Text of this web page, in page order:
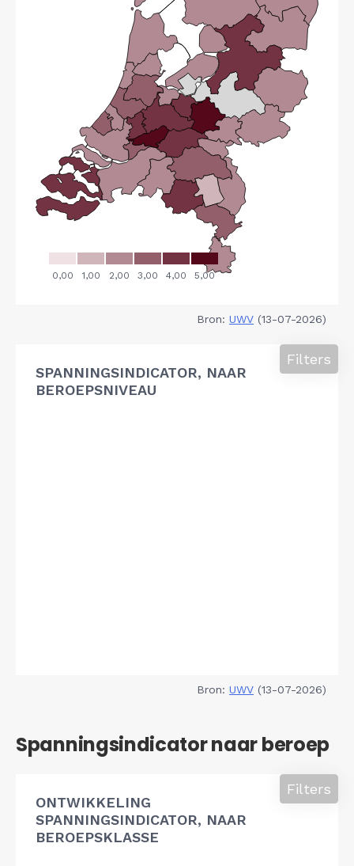
Bron: UWV (13-07-2026)
SPANNINGSINDICATOR, NAAR
BEROEPSNIVEAU
Filters
Bron: UWV (13-07-2026)
Spanningsindicator naar beroep
ONTWIKKELING
SPANNINGSINDICATOR, NAAR
BEROEPSKLASSE
Filters